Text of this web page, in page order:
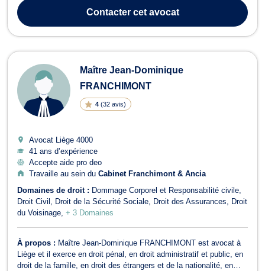
séparation de fait, à la liquidation du régime matrimonial, aux
partages de successio...Contactercet avocat
Maître Jean-Dominique
FRANCHIMONT
4 (32 avis)
Avocat Liège 4000
41 ans d’expérience
Accepte aide pro deo
Travaille au sein du Cabinet Franchimont & Ancia
Domaines de droit : Dommage Corporel et Responsabilité civile
Droit Civil
Droit de la Sécurité Sociale Droit des Assurances
Droit
du Voisinage + 3 Domaines
À propos : Maître Jean-Dominique FRANCHIMONT est avocat à
Liège et il exerce en droit pénal, en droit administratif et public, en
droit de la famille, en droit des étrangers et de la nationalité, en